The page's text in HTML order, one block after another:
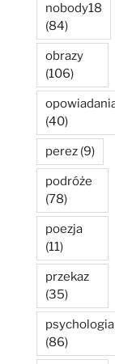
nobody18
(84)
obrazy
(106)
(40)
perez (9)
podróże
(78)
poezja
(11)
przekaz
(35)
psychologia
(86)